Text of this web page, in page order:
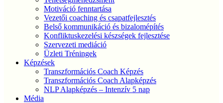
Motiváció fenntartása
Vezetői coaching és csapatfejlesztés
Belső kommunikáció és bizalomépítés
Konfliktuskezelési készségek fejlesztése
Szervezeti mediáció
Üzleti Tréningek
Képzések
Transzformációs Coach Képzés
Transzformációs Coach Alapképzés
NLP Alapképzés – Intenzív 5 nap
Média